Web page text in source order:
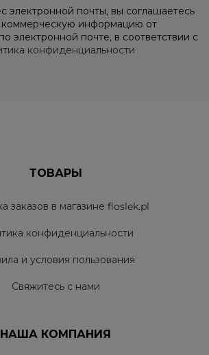
электронной почты, вы соглашаетесь
коммерческую информацию от
электронной почте, в соответствии с
конфиденциальности
ТОВАРЫ
заказов в магазине floslek.pl
конфиденциальности
и условия пользования
Свяжитесь с нами
НАША КОМПАНИЯ